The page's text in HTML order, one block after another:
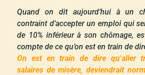
Quand on dit aujourd’hui à un
contraint d’accepter un emploi qui
de 10% inférieur à son chômage,
compte de ce qu’on est en train de
On est en train de dire qu’aller
salaires de misère, deviendrait